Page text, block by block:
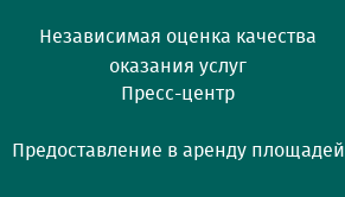
Независимая оценка качества
оказания услуг
Пресс-центр
Предоставление в аренду площадей